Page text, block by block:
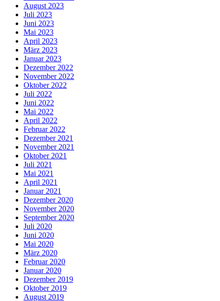
August 2023
Juli 2023
Juni 2023
Mai 2023
April 2023
März 2023
Januar 2023
Dezember 2022
November 2022
Oktober 2022
Juli 2022
Juni 2022
Mai 2022
April 2022
Februar 2022
Dezember 2021
November 2021
Oktober 2021
Juli 2021
Mai 2021
April 2021
Januar 2021
Dezember 2020
November 2020
September 2020
Juli 2020
Juni 2020
Mai 2020
März 2020
Februar 2020
Januar 2020
Dezember 2019
Oktober 2019
August 2019